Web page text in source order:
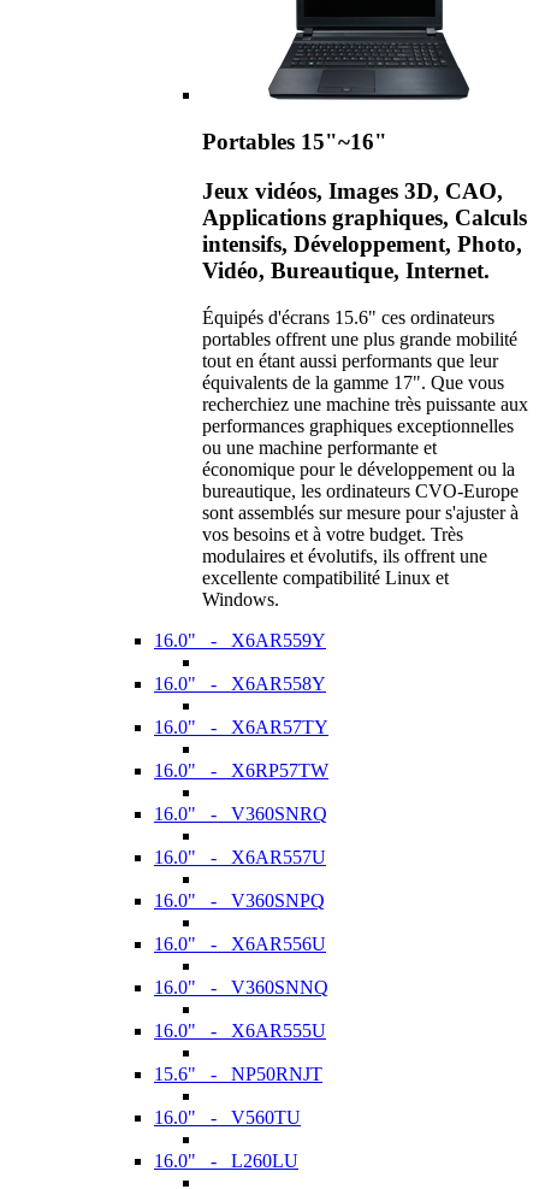
Portables 15"~16"
Jeux vidéos, Images 3D, CAO,
Applications graphiques, Calculs
intensifs, Développement, Photo,
Vidéo, Bureautique, Internet.
Équipés d'écrans 15.6" ces ordinateurs
portables offrent une plus grande mobilité
tout en étant aussi performants que leur
équivalents de la gamme 17". Que vous
recherchiez une machine très puissante aux
performances graphiques exceptionnelles
ou une machine performante et
économique pour le développement ou la
bureautique, les ordinateurs CVO-Europe
sont assemblés sur mesure pour s'ajuster à
vos besoins et à votre budget. Très
modulaires et évolutifs, ils offrent une
excellente compatibilité Linux et
Windows.
16.0" - X6AR559Y
16.0" - X6AR558Y
16.0" - X6AR57TY
16.0" - X6RP57TW
16.0" - V360SNRQ
16.0" - X6AR557U
16.0" - V360SNPQ
16.0" - X6AR556U
16.0" - V360SNNQ
16.0" - X6AR555U
15.6" - NP50RNJT
16.0" - V560TU
16.0" - L260LU